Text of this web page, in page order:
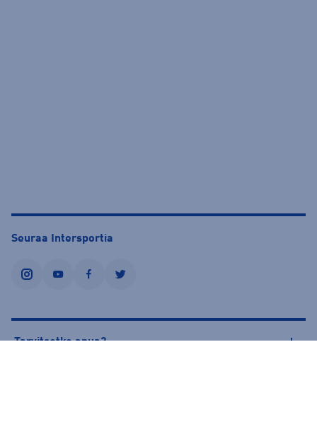
Seuraa Intersportia
instagramyoutubefacebooktwitter
Tarvitsetko apua?